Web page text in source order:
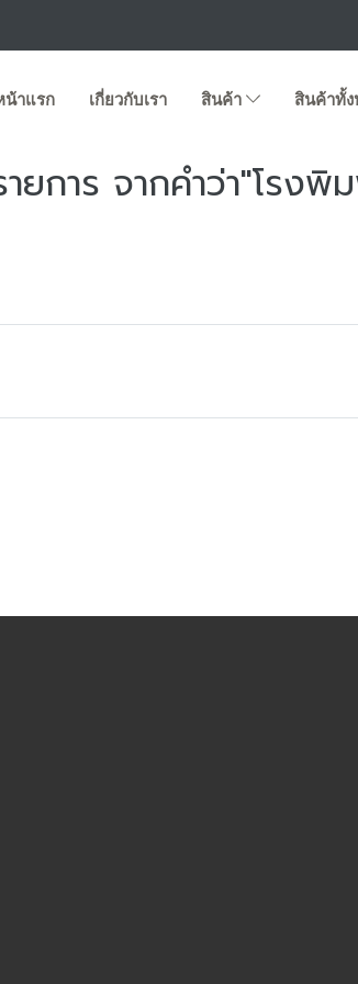
น้าแรก เกี่ยวกับเรา สินค้า สินค้าทั้
ยการ จากคำว่า"โรงพิ